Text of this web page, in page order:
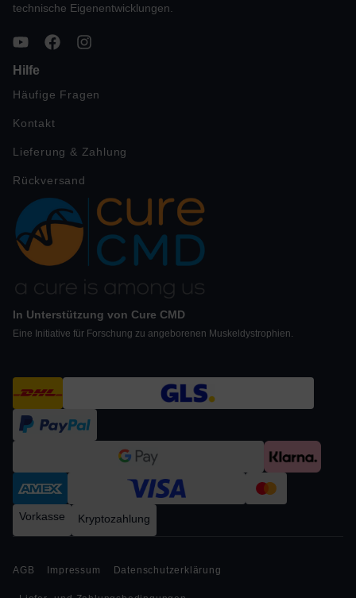
technische Eigenentwicklungen.
Hilfe
Häufige Fragen
Kontakt
Lieferung & Zahlung
Rückversand
In Unterstützung von Cure CMD
Eine Initiative für Forschung zu angeborenen Muskeldystrophien.
Vorkasse Kryptozahlung
AGB Impressum Datenschutzerklärung